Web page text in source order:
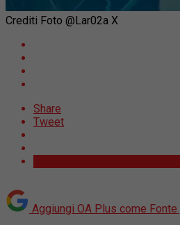
Crediti Foto @Lar02a X
Share
Tweet
Aggiungi OA Plus come